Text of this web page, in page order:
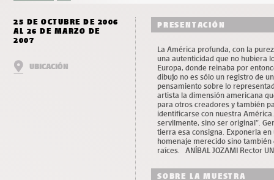
25 DE OCTUBRE DE 2006
AL 26 DE MARZO DE
2007
UBICACIÓN
PRESENTACIÓN
La América profunda, con la
una autenticidad que no hubiera
Europa, donde reinaba por
dibujo no es sólo un registro de
pensamiento sobre lo
artista la dimensión americana
para otros creadores y también
identificarse con nuestra
servilmente, sino ser original”.
tierra esa consigna. Exponerla
homenaje merecido sino
raíces. ANÍBAL JOZAMI Rector
SOBRE LA MUESTRA